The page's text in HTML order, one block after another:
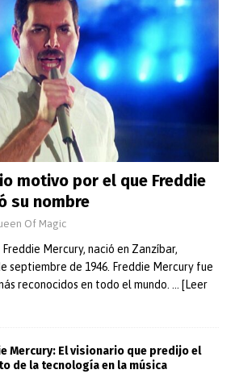
motivo por el que Freddie
su nombre
Of Magic
Mercury, nació en Zanzíbar,
septiembre de 1946. Freddie Mercury fue
reconocidos en todo el mundo.
… [Leer
Mercury: El visionario que predijo el
de la tecnología en la música